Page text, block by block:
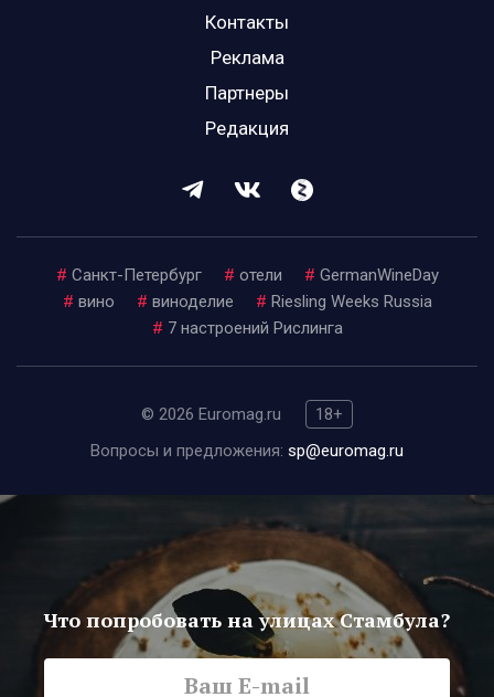
Контакты
Реклама
Партнеры
Редакция
# Санкт-Петербург # отели # GermanWineDay
# вино # виноделие # Riesling Weeks Russia
# 7 настроений Рислинга
© 2026 Euromag.ru
18+
Вопросы и предложения: sp@euromag.ru
Что попробовать на улицах Стамбула?